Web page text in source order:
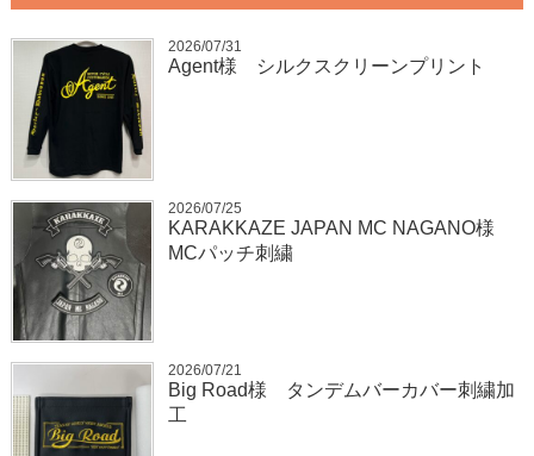
2026/07/31
Agent様 シルクスクリーンプリント
2026/07/25
KARAKKAZE JAPAN MC NAGANO様
MCパッチ刺繍
2026/07/21
Big Road様 タンデムバーカバー刺繍加
工